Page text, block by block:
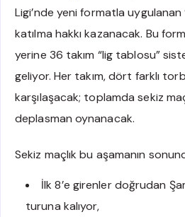
Ligi’nde yeni formatla uygulanan
katılma hakkı kazanacak. Bu
yerine 36 takım “lig tablosu”
geliyor. Her takım, dört farklı
karşılaşacak; toplamda sekiz
deplasman oynanacak.
Sekiz maçlık bu aşamanın
İlk 8’e girenler doğrudan
turuna kalıyor,